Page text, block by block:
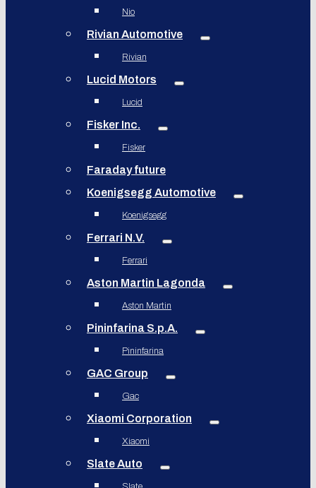
Nio
Rivian Automotive
Rivian
Lucid Motors
Lucid
Fisker Inc.
Fisker
Faraday future
Koenigsegg Automotive
Koenigsegg
Ferrari N.V.
Ferrari
Aston Martin Lagonda
Aston Martin
Pininfarina S.p.A.
Pininfarina
GAC Group
Gac
Xiaomi Corporation
Xiaomi
Slate Auto